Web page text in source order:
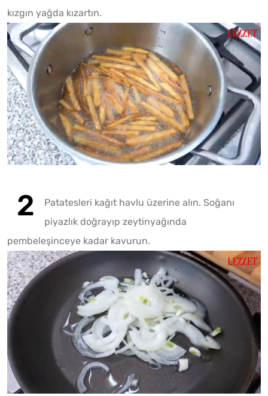
kızgın yağda kızartın.
Patatesleri kağıt havlu üzerine alın. Soğanı
piyazlık doğrayıp zeytinyağında
pembeleşinceye kadar kavurun.